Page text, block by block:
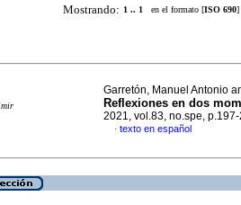
Mostrando: 1 .. 1 en el formato [ISO 690]
Garretón, Manuel Antonio
Reflexiones en dos
2021, vol.83, no.spe,
· texto en español